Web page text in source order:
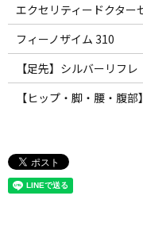
エクセリティードクタ
フィーノザイム 310
【足先】シルバーリフレ
【ヒップ・脚・腰・腹